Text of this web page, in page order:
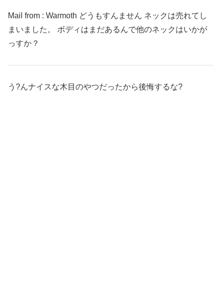
Mail from : Warmoth どうもすんません ネックは売れてし
まいました。 ボディはまだあるんで他のネックはいかが
っすか？
う?んナイスな木目のやつだったから後悔するな?